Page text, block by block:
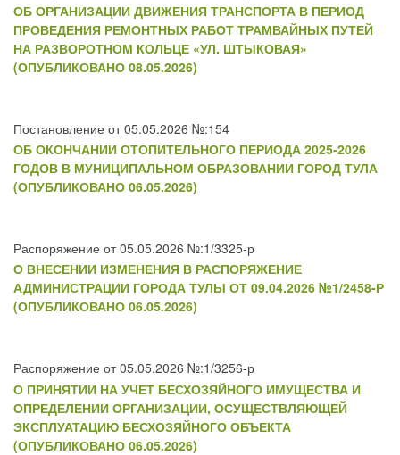
ОБ ОРГАНИЗАЦИИ ДВИЖЕНИЯ ТРАНСПОРТА В ПЕРИОД
ПРОВЕДЕНИЯ РЕМОНТНЫХ РАБОТ ТРАМВАЙНЫХ ПУТЕЙ
НА РАЗВОРОТНОМ КОЛЬЦЕ «УЛ. ШТЫКОВАЯ»
(ОПУБЛИКОВАНО 08.05.2026)
Постановление от 05.05.2026 №:154
ОБ ОКОНЧАНИИ ОТОПИТЕЛЬНОГО ПЕРИОДА 2025-2026
ГОДОВ В МУНИЦИПАЛЬНОМ ОБРАЗОВАНИИ ГОРОД ТУЛА
(ОПУБЛИКОВАНО 06.05.2026)
Распоряжение от 05.05.2026 №:1/3325-р
О ВНЕСЕНИИ ИЗМЕНЕНИЯ В РАСПОРЯЖЕНИЕ
АДМИНИСТРАЦИИ ГОРОДА ТУЛЫ ОТ 09.04.2026 №1/2458-Р
(ОПУБЛИКОВАНО 06.05.2026)
Распоряжение от 05.05.2026 №:1/3256-р
О ПРИНЯТИИ НА УЧЕТ БЕСХОЗЯЙНОГО ИМУЩЕСТВА И
ОПРЕДЕЛЕНИИ ОРГАНИЗАЦИИ, ОСУЩЕСТВЛЯЮЩЕЙ
ЭКСПЛУАТАЦИЮ БЕСХОЗЯЙНОГО ОБЪЕКТА
(ОПУБЛИКОВАНО 06.05.2026)